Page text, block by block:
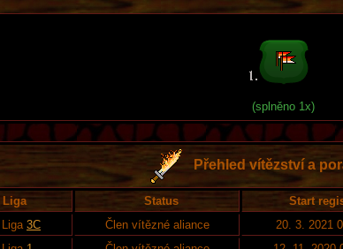
(splněno 1x)
Přehled vítězství a
Liga Status Start
Liga 3C Člen vítězné aliance 20. 3. 2021